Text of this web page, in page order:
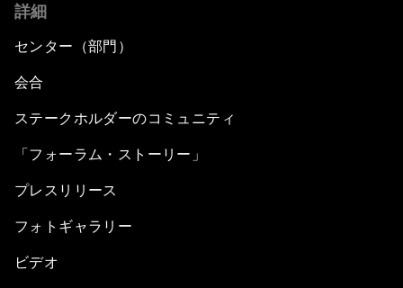
詳細
センター（部門）
会合
ステークホルダーのコミュニティ
「フォーラム・ストーリー」
プレスリリース
フォトギャラリー
ビデオ